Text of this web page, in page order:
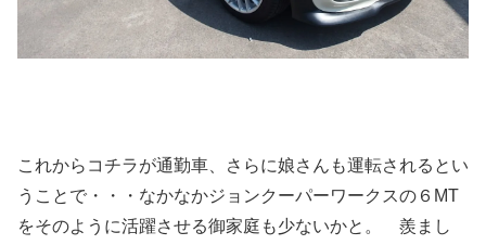
これからコチラが通勤車、さらに娘さんも運転されるとい
うことで・・・なかなかジョンクーパーワークスの６MT
をそのように活躍させる御家庭も少ないかと。 羨まし